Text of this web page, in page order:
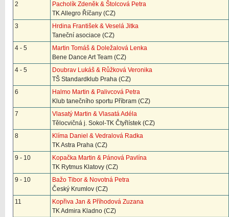
2
Pacholík Zdeněk & Štolcová Petra
TK Allegro Říčany (CZ)
3
Hrdina František & Veselá Jitka
Taneční asociace (CZ)
4 - 5
Martin Tomáš & Doležalová Lenka
Bene Dance Art Team (CZ)
4 - 5
Doubrav Lukáš & Růžková Veronika
TŠ Standardklub Praha (CZ)
6
Halmo Martin & Palivcová Petra
Klub tanečního sportu Příbram (CZ)
7
Vlasatý Martin & Vlasatá Adéla
Tělocvičná j. Sokol-TK Čtyřlístek (CZ)
8
Klíma Daniel & Vedralová Radka
TK Astra Praha (CZ)
9 - 10
Kopačka Martin & Pánová Pavlína
TK Rytmus Klatovy (CZ)
9 - 10
Bažo Tibor & Novotná Petra
Český Krumlov (CZ)
11
Kopřiva Jan & Příhodová Zuzana
TK Admira Kladno (CZ)